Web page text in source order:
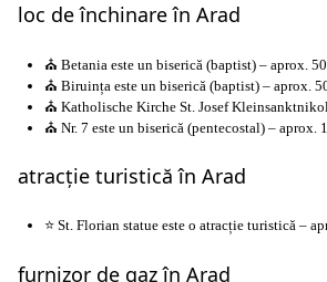
loc de închinare în Arad
⛪ Betania este un biserică (baptist) – aprox.
⛪ Biruința este un biserică (baptist) – aprox.
⛪ Katholische Kirche St. Josef
⛪ Nr. 7 este un biserică (pentecostal) – aprox.
atracție turistică în Arad
⭐ St. Florian statue este o atracție turistică –
furnizor de gaz în Arad